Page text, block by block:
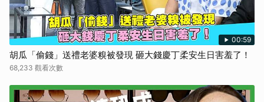
00:59
胡瓜「偷錢」送禮老婆糗被發現 砸大錢慶丁柔安生日害羞了！
68,233 觀看次數